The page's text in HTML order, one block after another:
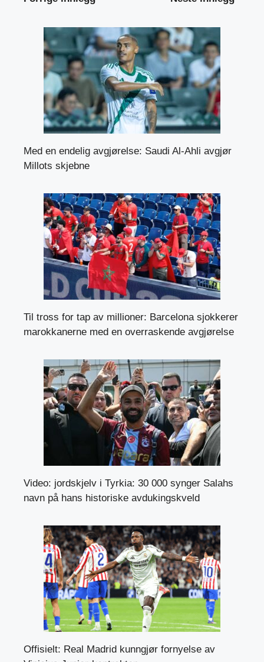
Med en endelig avgjørelse: Saudi Al-Ahli avgjør
Millots skjebne
Til tross for tap av millioner: Barcelona sjokkerer
marokkanerne med en overraskende avgjørelse
Video: jordskjelv i Tyrkia: 30 000 synger Salahs
navn på hans historiske avdukingskveld
Offisielt: Real Madrid kunngjør fornyelse av